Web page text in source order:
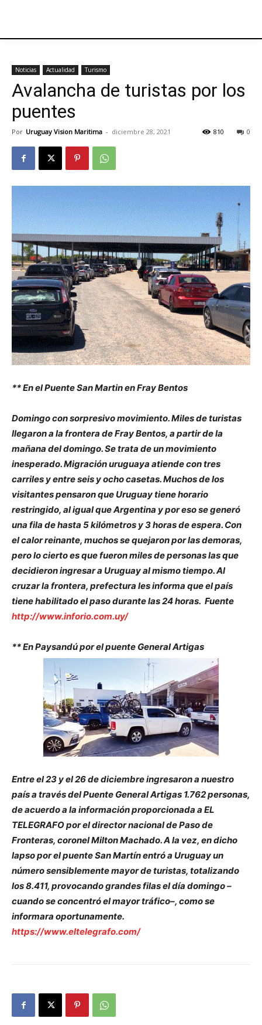
Noticias Actualidad Turismo
Avalancha de turistas por los
puentes
Por Uruguay Vision Maritima - diciembre 28, 2021 0
810
** En el Puente San Martin en Fray Bentos
Domingo con sorpresivo movimiento. Miles de turistas
llegaron a la frontera de Fray Bentos, a partir de la
mañana del domingo. Se trata de un movimiento
inesperado. Migración uruguaya atiende con tres
carriles y entre seis y ocho casetas. Muchos de los
visitantes pensaron que Uruguay tiene horario
restringido, al igual que Argentina y por eso se generó
una fila de hasta 5 kilómetros y 3 horas de espera. Con
el calor reinante, muchos se quejaron por las demoras,
pero lo cierto es que fueron miles de personas las que
decidieron ingresar a Uruguay al mismo tiempo. Al
cruzar la frontera, prefectura les informa que el país
tiene habilitado el paso durante las 24 horas. Fuente
http://www.inforio.com.uy/
** En Paysandú por el puente General Artigas
Entre el 23 y el 26 de diciembre ingresaron a nuestro
país a través del Puente General Artigas 1.762 personas,
de acuerdo a la información proporcionada a EL
TELEGRAFO por el director nacional de Paso de
Fronteras, coronel Milton Machado. A la vez, en dicho
lapso por el puente San Martín entró a Uruguay un
número sensiblemente mayor de turistas, totalizando
los 8.411, provocando grandes filas el día domingo –
cuando se concentró el mayor tráfico–, como se
informara oportunamente.
https://www.eltelegrafo.com/